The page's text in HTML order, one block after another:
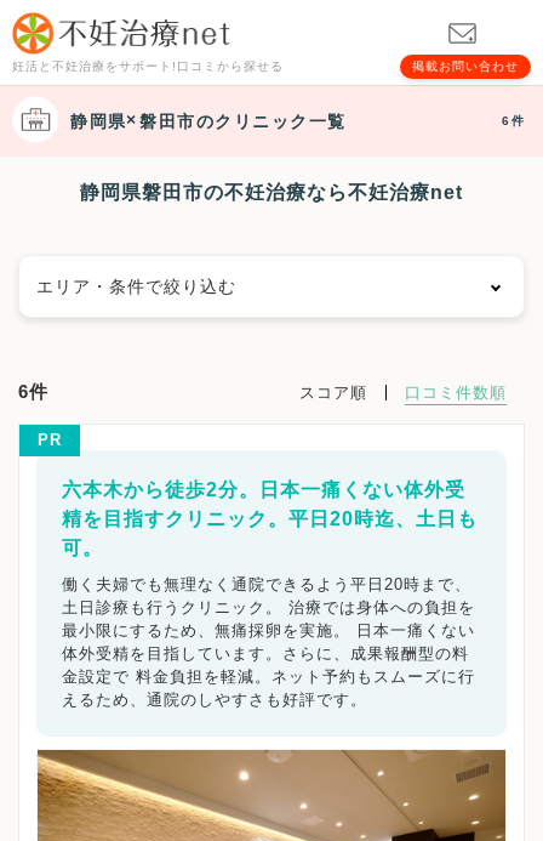
妊活と不妊治療をサポート!口コミから探せる 掲載お問い合わせ
静岡県 磐田市のクリニック一覧 6件
静岡県磐田市の不妊治療なら不妊治療net
エリア・条件で絞り込む
浜松市
富士市
磐田市 焼津市 掛川市 藤枝市
御殿場市
袋井市
下田市 裾野市 湖西市 伊豆市
御前崎市
菊川市
キーワードで絞る
不妊カウンセリング ブライダルチェック
不妊検査
タイミング療法
人工授精 体外受精
プラセンタ
不育症 子宮鏡検査 腹腔鏡手術
駅近
女医在籍
電子決済可
マイナ受付
バリアフリー
クレジットカード利用可
オンライン診療
英語対応
6件 スコア順 口コミ件数順
PR
六本木から徒歩2分。日本一痛くない体外受
精を目指すクリニック。平日20時迄、土日も
可。
働く夫婦でも無理なく通院できるよう平日20時まで、
土日診療も行うクリニック。 治療では身体への負担を
最小限にするため、無痛採卵を実施。 日本一痛くない
体外受精を目指しています。さらに、成果報酬型の料
金設定で 料金負担を軽減。ネット予約もスムーズに行
えるため、通院のしやすさも好評です。